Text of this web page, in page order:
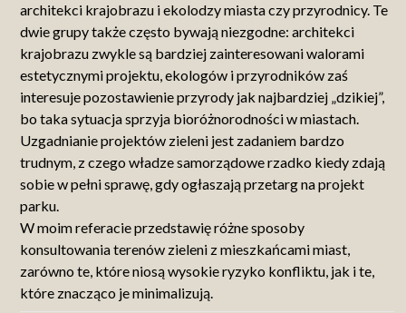
architekci krajobrazu i ekolodzy miasta czy przyrodnicy. Te
dwie grupy także często bywają niezgodne: architekci
krajobrazu zwykle są bardziej zainteresowani walorami
estetycznymi projektu, ekologów i przyrodników zaś
interesuje pozostawienie przyrody jak najbardziej „dzikiej”,
bo taka sytuacja sprzyja bioróżnorodności w miastach.
Uzgadnianie projektów zieleni jest zadaniem bardzo
trudnym, z czego władze samorządowe rzadko kiedy zdają
sobie w pełni sprawę, gdy ogłaszają przetarg na projekt
parku.
W moim referacie przedstawię różne sposoby
konsultowania terenów zieleni z mieszkańcami miast,
zarówno te, które niosą wysokie ryzyko konfliktu, jak i te,
które znacząco je minimalizują.